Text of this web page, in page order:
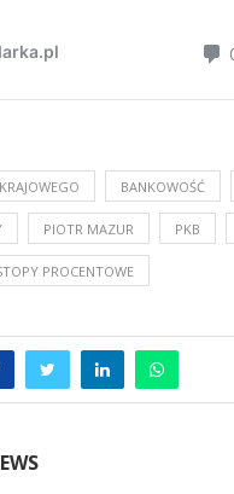
BANKOWOŚĆ
PIOTR MAZUR PKB
PROCENTOWE